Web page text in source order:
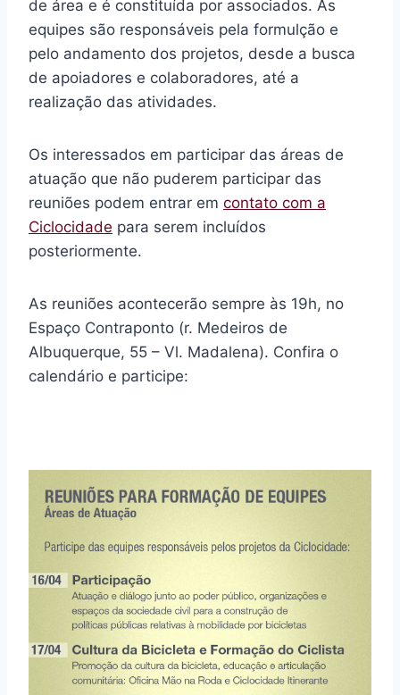
de área e é constituída por associados. As
equipes são responsáveis pela formulção e
pelo andamento dos projetos, desde a busca
de apoiadores e colaboradores, até a
realização das atividades.
Os interessados em participar das áreas de
atuação que não puderem participar das
reuniões podem entrar em contato com a
Ciclocidade para serem incluídos
posteriormente.
As reuniões acontecerão sempre às 19h, no
Espaço Contraponto (r. Medeiros de
Albuquerque, 55 – Vl. Madalena). Confira o
calendário e participe: